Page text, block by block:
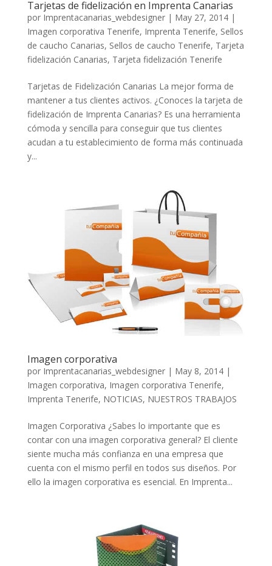
Tarjetas de fidelización en Imprenta Canarias
por Imprentacanarias_webdesigner| May 27, 2014|
Imagen corporativa Tenerife, Imprenta Tenerife, Sellos
de caucho Canarias, Sellos de caucho Tenerife, Tarjeta
fidelización Canarias, Tarjeta fidelización Tenerife
Tarjetas de Fidelización Canarias La mejor forma de
mantener a tus clientes activos. ¿Conoces la tarjeta de
fidelización de Imprenta Canarias? Es una herramienta
cómoda y sencilla para conseguir que tus clientes
acudan a tu establecimiento de forma más continuada
y...
Imagen corporativa
por Imprentacanarias_webdesigner| May 8, 2014|
Imagen corporativa, Imagen corporativa Tenerife,
Imprenta Tenerife, NOTICIAS, NUESTROS TRABAJOS
Imagen Corporativa ¿Sabes lo importante que es
contar con una imagen corporativa general? El cliente
siente mucha más confianza en una empresa que
cuenta con el mismo perfil en todos sus diseños. Por
ello la imagen corporativa es esencial. En Imprenta...